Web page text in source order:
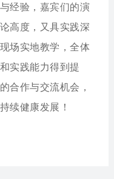
经验，嘉宾们的演
高度，又具实践深
场实地教学，全体
实践能力得到提
合作与交流机会，
续健康发展！